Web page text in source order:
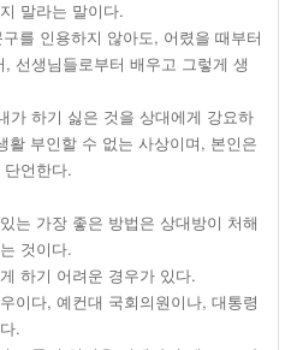
말라는 말이다.
를 인용하지 않아도, 어렸을 때부터
선생님들로부터 배우고 그렇게 생
가 하기 싫은 것을 상대에게 강요하
활 부인할 수 없는 사상이며, 본인은
언한다.
는 가장 좋은 방법은 상대방이 처해
것이다.
하기 어려운 경우가 있다.
이다, 예컨대 국회의원이나, 대통령
.